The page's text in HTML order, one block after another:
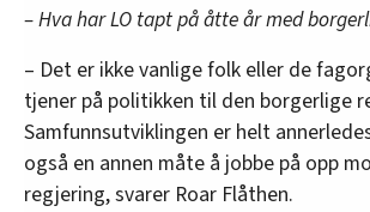
– Hva har LO tapt på åtte år med
– Det er ikke vanlige folk eller de
tjener på politikken til den borgerlige
Samfunnsutviklingen er helt
også en annen måte å jobbe på opp
regjering, svarer Roar Flåthen.